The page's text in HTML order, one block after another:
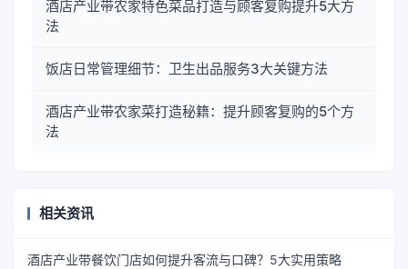
酒店产业带农家特色菜品打造与顾客复购提升5大方
法
饭店日常管理细节：卫生出品服务3大关键方法
酒店产业带农家菜打造秘籍：提升顾客复购的5个方
法
相关资讯
酒店产业带餐饮门店如何提升客流与口碑？5大实用策略